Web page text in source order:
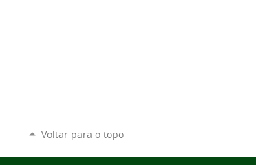
Voltar para o topo